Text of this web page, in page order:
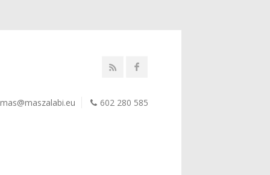
mas@maszalabi.eu 602 280 585